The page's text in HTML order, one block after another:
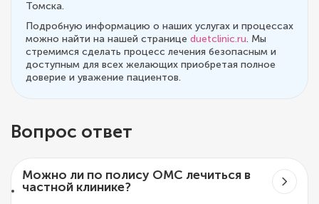
Томска.
Подробную информацию о наших услугах и процессах
можно найти на нашей странице duetclinic.ru. Мы
стремимся сделать процесс лечения безопасным и
доступным для всех желающих приобретая полное
доверие и уважение пациентов.
Вопрос ответ
Можно ли по полису ОМС лечиться в
частной клинике?